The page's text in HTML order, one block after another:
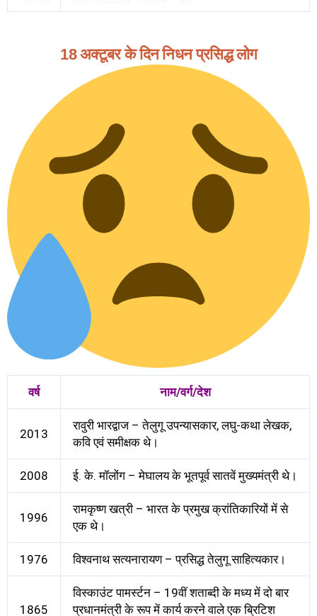
18 अक्टूबर के दिन निधन प्रसिद्ध लोग
वर्ष नाम/वर्ग/देश
2013
रावुरी भारद्वाज – तेलुगू उपन्यासकार, लघु-कथा लेखक,
कवि एवं समीक्षक थे।
2008 ई. के. मॉलोंग – मेघालय के भूतपूर्व सातवें मुख्यमंत्री थे।
1996
रामकृष्ण खत्री – भारत के प्रमुख क्रांतिकारियों में से
एक थे।
1976 विश्वनाथ सत्यनारायण – प्रसिद्ध तेलुगू साहित्यकार।
1865
विस्काउंट पामर्स्टन – 19वीं शताब्दी के मध्य में दो बार
प्रधानमंत्री के रूप में कार्य करने वाले एक ब्रिटिश